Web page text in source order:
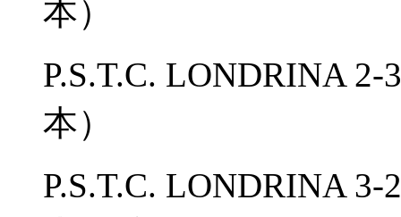
本）
P.S.T.C. LONDRINA
本）
P.S.T.C. LONDRINA